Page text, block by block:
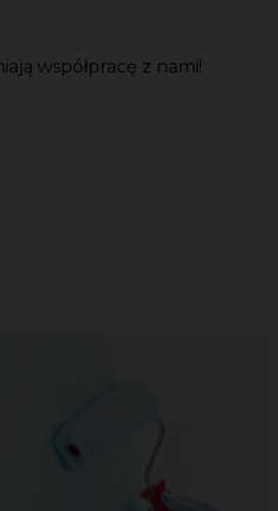
współpracę z nami!